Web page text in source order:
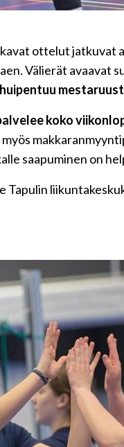
ottelut jatkuvat
Välierät avaavat
koko
myös
saapuminen on
Tapulin